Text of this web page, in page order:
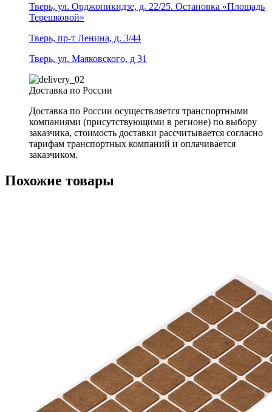
Тверь, ул. Орджоникидзе, д. 22/25. Остановка «Площадь
Терешковой»
Тверь, пр-т Ленина, д. 3/44
Тверь, ул. Маяковского, д 31
Доставка по России
Доставка по России осуществляется транспортными
компаниями (присутствующими в регионе) по выбору
заказчика, стоимость доставки рассчитывается согласно
тарифам транспортных компаний и оплачивается
заказчиком.
Похожие товары